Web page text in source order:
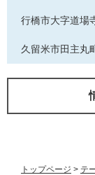
トップページ > テ
行橋市大字道場
久留米市田主丸